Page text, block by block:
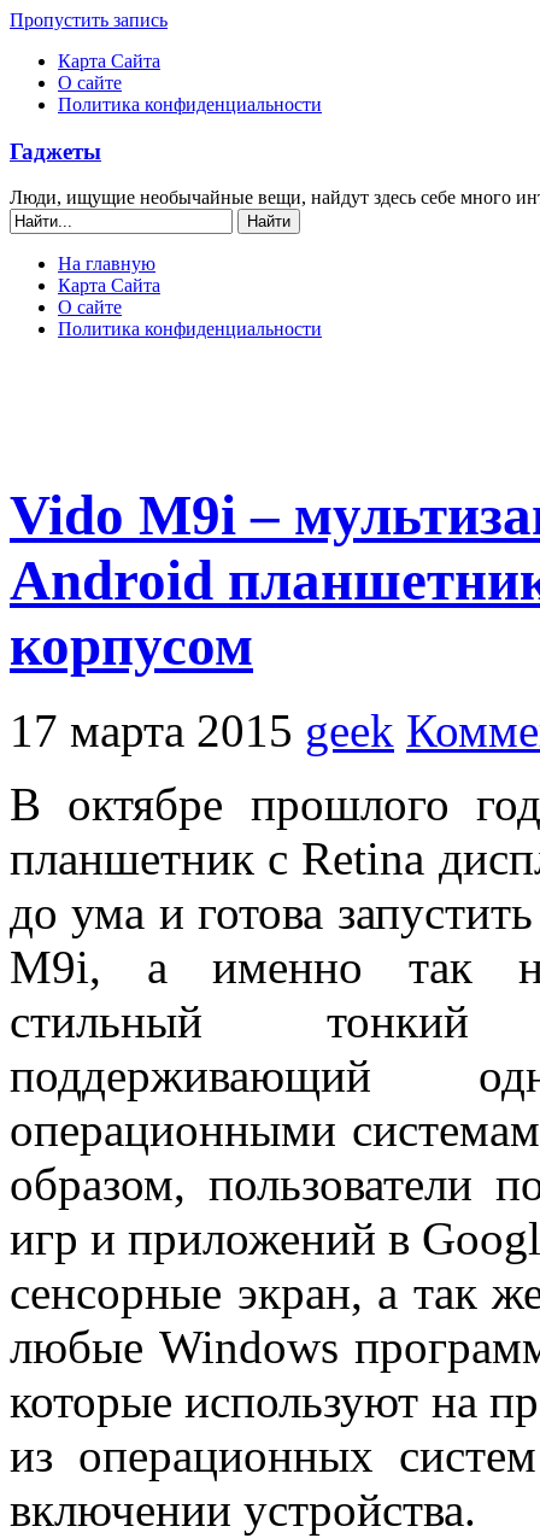
Пропустить запись
Карта Сайта
О сайте
Политика конфиденциальности
Гаджеты
Люди, ищущие необычайные вещи, найдут здесь себе много
На главную
Карта Сайта
О сайте
Политика конфиденциальности
Vido M9i –
Android
корпусом
17 марта 2015 geek
В октябре прошлого
планшетник с Retina
до ума и готова
M9i, а именно так
стильный тонкий
поддерживающий
операционными
образом, пользователи
игр и приложений в
сенсорные экран, а так
любые Windows
которые используют на
из операционных
включении устройства.